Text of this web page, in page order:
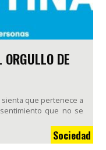
DE
que pertenece a
que no se
Sociedad